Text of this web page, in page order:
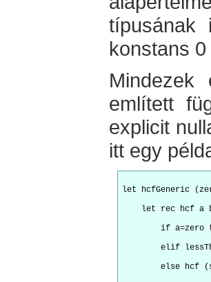
típusának
konstans
Mindezek
említett
explicit
itt egy
let hcfGeneric
let rec hcf a
if a=zero
elif lessThan
else hcf